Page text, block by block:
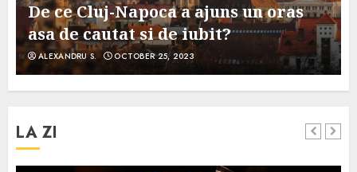
De ce Cluj-Napoca a ajuns un oras
asa de cautat si de iubit?
ALEXANDRU S. OCTOBER 25, 2023
LA ZI